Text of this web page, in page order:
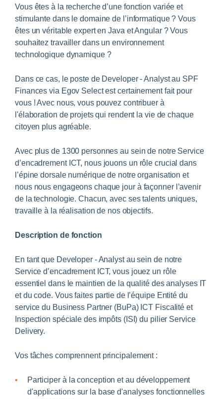
Vous êtes à la recherche d’une fonction variée et
stimulante dans le domaine de l’informatique ? Vous
êtes un véritable expert en Java et Angular ? Vous
souhaitez travailler dans un environnement
technologique dynamique ?
Dans ce cas, le poste de Developer - Analyst au SPF
Finances via Egov Select est certainement fait pour
vous ! Avec nous, vous pouvez contribuer à
l'élaboration de projets qui rendent la vie de chaque
citoyen plus agréable.
Avec plus de 1300 personnes au sein de notre Service
d’encadrement ICT, nous jouons un rôle crucial dans
l’épine dorsale numérique de notre organisation et
nous nous engageons chaque jour à façonner l’avenir
de la technologie. Chacun, avec ses talents uniques,
travaille à la réalisation de nos objectifs.
Description de fonction
En tant que Developer - Analyst au sein de notre
Service d’encadrement ICT, vous jouez un rôle
essentiel dans le maintien de la qualité des analyses IT
et du code. Vous faites partie de l’équipe Entité du
service du Business Partner (BuPa) ICT Fiscalité et
Inspection spéciale des impôts (ISI) du pilier Service
Delivery.
Vos tâches comprennent principalement :
Participer à la conception et au développement
d'applications sur la base d'analyses fonctionnelles